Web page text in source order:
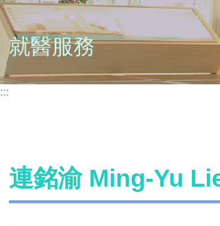
就醫服務
:::
連銘渝 Ming-Yu